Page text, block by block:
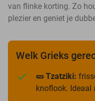
van flinke korting. Zo
plezier en geniet je
Welk Grieks
🥒 Tzatziki:
knoflook.